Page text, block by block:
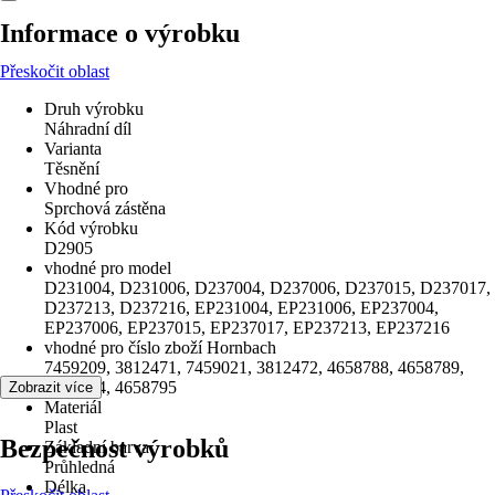
Informace o výrobku
Přeskočit oblast
Druh výrobku
Náhradní díl
Varianta
Těsnění
Vhodné pro
Sprchová zástěna
Kód výrobku
D2905
vhodné pro model
D231004, D231006, D237004, D237006, D237015, D237017,
D237213, D237216, EP231004, EP231006, EP237004,
EP237006, EP237015, EP237017, EP237213, EP237216
vhodné pro číslo zboží Hornbach
7459209, 3812471, 7459021, 3812472, 4658788, 4658789,
4658794, 4658795
Materiál
Plast
Základní barva
Průhledná
Délka
Zobrazit více
Bezpečnost výrobků